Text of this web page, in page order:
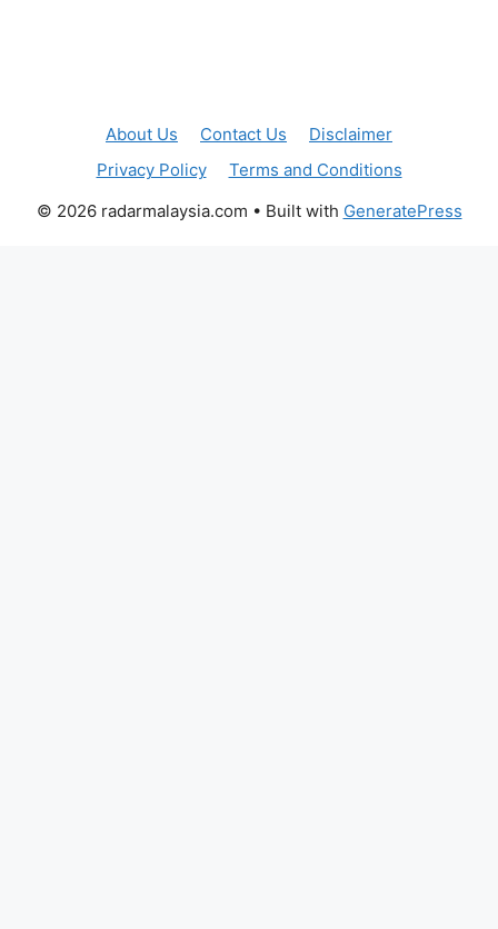
About Us Contact Us
Disclaimer
Privacy Policy
Terms and Conditions
© 2026 radarmalaysia.com • Built with GeneratePress